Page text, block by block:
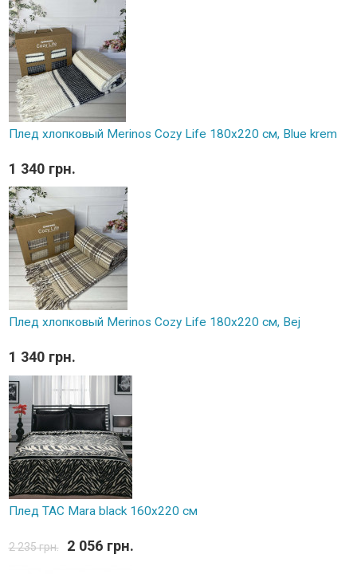
Плед хлопковый Merinos Cozy Life 180x220 см, Blue krem
1 340 грн.
Плед хлопковый Merinos Cozy Life 180x220 см, Bej
1 340 грн.
Плед TAC Mara black 160х220 см
2 235 грн. 2 056 грн.